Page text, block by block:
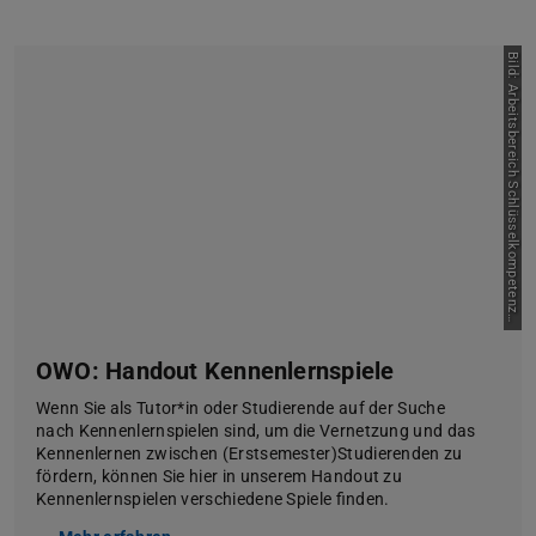
B
i
l
d
:
A
r
b
e
i
t
s
b
e
r
e
i
c
h
S
c
h
l
ü
s
s
e
l
k
o
m
p
e
t
e
n
z
e
n
/
T
U
D
a
r
m
s
t
a
d
t
OWO: Handout Kennenlernspiele
Wenn Sie als Tutor*in oder Studierende auf der Suche
nach Kennenlernspielen sind, um die Vernetzung und das
Kennenlernen zwischen (Erstsemester)Studierenden zu
fördern, können Sie hier in unserem Handout zu
Kennenlernspielen verschiedene Spiele finden.